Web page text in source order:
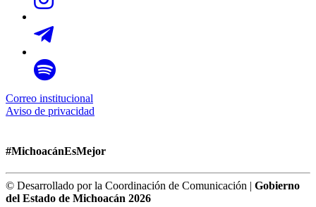
Correo institucional
Aviso de privacidad
#MichoacánEsMejor
© Desarrollado por la Coordinación de Comunicación | Gobierno
del Estado de Michoacán 2026